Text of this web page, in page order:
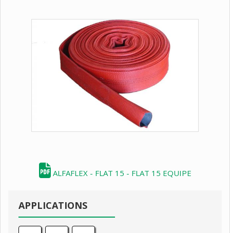
ALFAFLEX - FLAT 15 - FLAT 15 EQUIPE
APPLICATIONS